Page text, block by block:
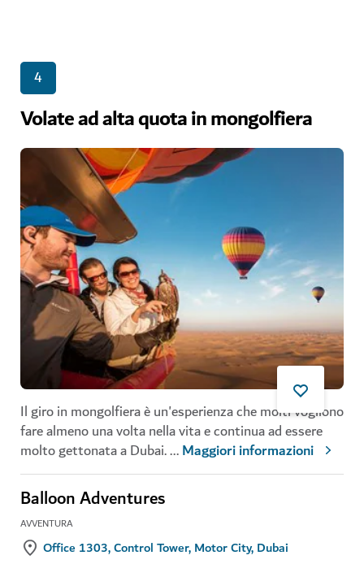
4
Volate ad alta quota in mongolfiera
Il giro in mongolfiera è un'esperienza che molti vogliono
fare almeno una volta nella vita e continua ad essere
molto gettonata a Dubai....Maggiori informazioni
Balloon Adventures
AVVENTURA
Office 1303, Control Tower, Motor City, Dubai